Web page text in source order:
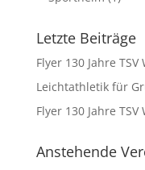
Letzte Beiträge
Flyer 130 Jahre
Leichtathletik für
Flyer 130 Jahre
Anstehende